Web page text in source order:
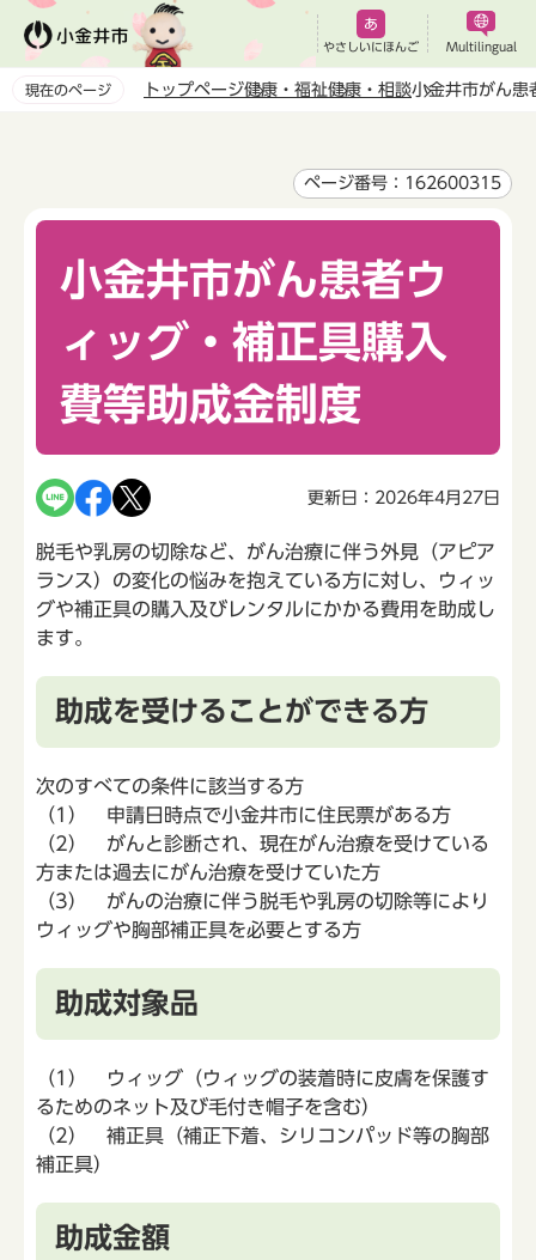
ペ
やさしいにほんご Multilingual
現在のページ トップページ健康・福祉健康・相談小金井市がん患
ページ番号：162600315
小金井市がん患者ウ
ィッグ・補正具購入
費等助成金制度
更新日：2026年4月27日
脱毛や乳房の切除など、がん治療に伴う外見（アピア
ランス）の変化の悩みを抱えている方に対し、ウィッ
グや補正具の購入及びレンタルにかかる費用を助成し
ます。
助成を受けることができる方
次のすべての条件に該当する方
（1） 申請日時点で小金井市に住民票がある方
（2） がんと診断され、現在がん治療を受けている
方または過去にがん治療を受けていた方
（3） がんの治療に伴う脱毛や乳房の切除等により
ウィッグや胸部補正具を必要とする方
助成対象品
（1） ウィッグ（ウィッグの装着時に皮膚を保護す
るためのネット及び毛付き帽子を含む）
（2） 補正具（補正下着、シリコンパッド等の胸部
補正具）
助成金額